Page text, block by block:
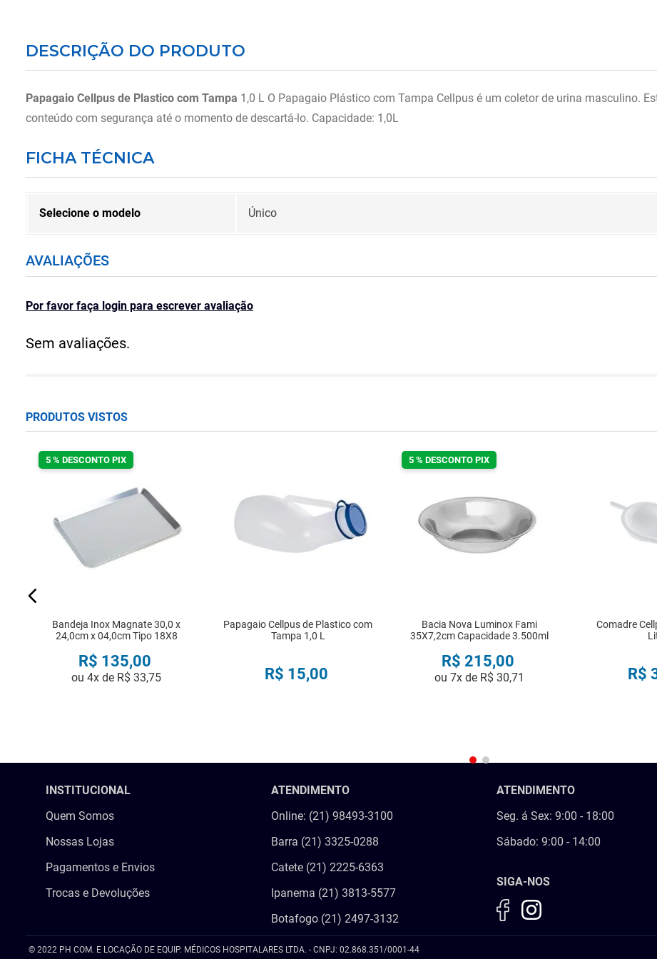
DESCRIÇÃO DO PRODUTO
Papagaio Cellpus de Plastico com Tampa 1,0 L O Papagaio Plástico com Tampa Cellpus é um coletor de urina masculino.
conteúdo com segurança até o momento de descartá-lo. Capacidade: 1,0L
FICHA TÉCNICA
Selecione o modelo Único
AVALIAÇÕES
Por favor faça login para escrever avaliação
Sem avaliações.
PRODUTOS VISTOS
5 % DESCONTO PIX
Bandeja Inox Magnate 30,0 x
24,0cm x 04,0cm Tipo 18X8
R$ 135,00
ou4x de R$ 33,75
Papagaio Cellpus de Plastico com
Tampa 1,0 L
R$ 15,00
5 % DESCONTO PIX
Bacia Nova Luminox Fami
35X7,2cm Capacidade 3.500ml
R$ 215,00
ou 7x de R$ 30,71
Comadre
R$
INSTITUCIONAL
Quem Somos
Nossas Lojas
Pagamentos e Envios
Trocas e Devoluções
ATENDIMENTO
Online: (21) 98493-3100
Barra (21) 3325-0288
Catete (21) 2225-6363
Ipanema (21) 3813-5577
Botafogo (21) 2497-3132
ATENDIMENTO
Seg. á Sex: 9:00 - 18:00
Sábado: 9:00 - 14:00
SIGA-NOS
© 2022 PH COM. E LOCAÇÃO DE EQUIP. MÉDICOS HOSPITALARES LTDA. - CNPJ: 02.868.351/0001-44